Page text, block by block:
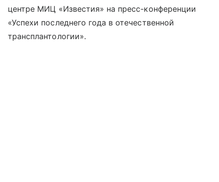
центре МИЦ «Известия» на пресс-конференции
«Успехи последнего года в отечественной
трансплантологии».